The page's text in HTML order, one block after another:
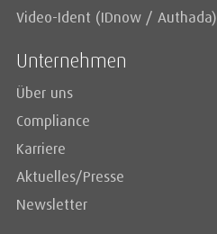
Video-Ident (IDnow / Authada)
Unternehmen
Über uns
Compliance
Karriere
Aktuelles/Presse
Newsletter